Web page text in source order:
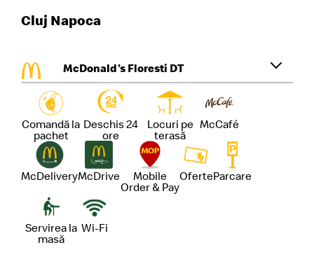
Cluj Napoca
McDonald's Floresti DT
Comandă la
pachet
Deschis 24
ore
Locuri pe
terasă
McCafé
McDeliveryMcDrive
Mobile
Order & Pay
OferteParcare
Servirea la
masă
Wi-Fi